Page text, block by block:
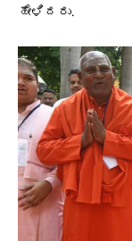
ಹೇಳಿದರು.